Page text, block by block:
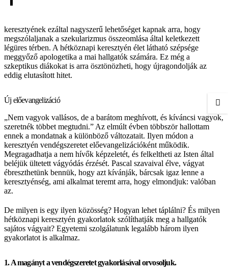
keresztyének ezáltal nagyszerű lehetőséget kapnak arra, hogy
megszólaljanak a szekularizmus összeomlása által keletkezett
légüres térben. A hétköznapi keresztyén élet látható szépsége
meggyőző apologetika a mai hallgatók számára. Ez még a
szkeptikus diákokat is arra ösztönözheti, hogy újragondolják az
eddig elutasított hitet.
Új előevangelizáció
„Nem vagyok vallásos, de a barátom meghívott, és kíváncsi vagyok,
szeretnék többet megtudni.” Az elmúlt évben többször hallottam
ennek a mondatnak a különböző változatait. Ilyen módon a
keresztyén vendégszeretet előevangelizációként működik.
Megragadhatja a nem hívők képzeletét, és felkeltheti az Isten által
beléjük ültetett vágyódás érzését. Pascal szavaival élve, vágyat
ébreszthetünk bennük, hogy azt kívánják, bárcsak igaz lenne a
keresztyénség, ami alkalmat teremt arra, hogy elmondjuk: valóban
az.
De milyen is egy ilyen közösség? Hogyan lehet táplálni? És milyen
hétköznapi keresztyén gyakorlatok szólíthatják meg a hallgatók
sajátos vágyait? Egyetemi szolgálatunk legalább három ilyen
gyakorlatot is alkalmaz.
1. A magányt a vendégszeretet gyakorlásával orvosoljuk.